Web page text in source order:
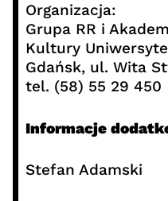
Organizacja:
Grupa RR i
Kultury
Gdańsk, ul. Wita
tel. (58) 55 29 450
Informacje
Stefan Adamski